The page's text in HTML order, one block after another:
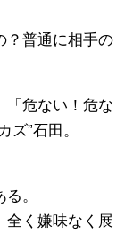
？普通に相手の
「危ない！危な
”石田。
。
全く嫌味なく展